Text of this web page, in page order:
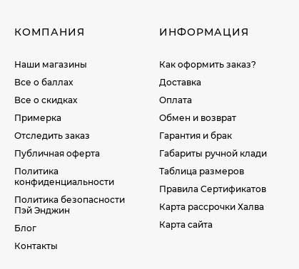
КОМПАНИЯ
Наши магазины
Все о баллах
Все о скидках
Примерка
Отследить заказ
Публичная оферта
Политика
конфиденциальности
Политика безопасности
Пэй Энджин
Блог
Контакты
ИНФОРМАЦИЯ
Как оформить заказ?
Доставка
Оплата
Обмен и возврат
Гарантия и брак
Габариты ручной клади
Таблица размеров
Правила Сертификатов
Карта рассрочки Халва
Карта сайта